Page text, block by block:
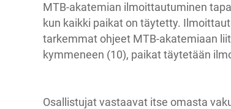
MTB-akatemian ilmoittautuminen
kun kaikki paikat on täytetty.
tarkemmat ohjeet MTB-akatemiaan
kymmeneen (10), paikat täytetään
Osallistujat vastaavat itse omasta